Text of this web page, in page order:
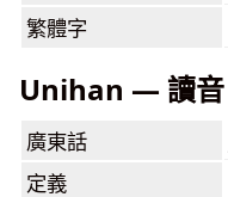
繁體字
Unihan — 讀音
廣東話
定義